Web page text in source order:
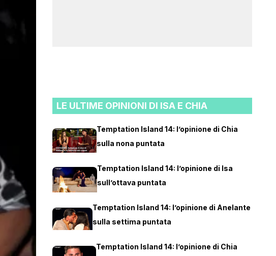
LE ULTIME OPINIONI DI ISA E CHIA
Temptation Island 14: l’opinione di Chia
sulla nona puntata
Temptation Island 14: l’opinione di Isa
sull’ottava puntata
Temptation Island 14: l’opinione di Anelante
sulla settima puntata
Temptation Island 14: l’opinione di Chia